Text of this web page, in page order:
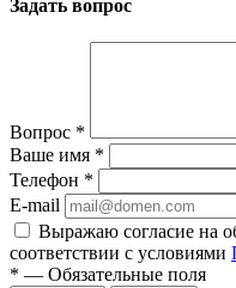
Задать вопрос
Вопрос *
Ваше имя *
Телефон *
E-mail
Выражаю согласие на
соответствии с условиями
* — Обязательные поля